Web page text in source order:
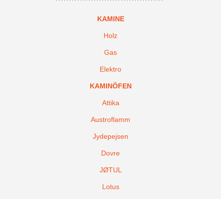
KAMINE
Holz
Gas
Elektro
KAMINÖFEN
Attika
Austroflamm
Jydepejsen
Dovre
JØTUL
Lotus